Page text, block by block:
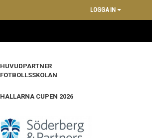
LOGGA IN
HUVUDPARTNER
FOTBOLLSSKOLAN
HALLARNA CUPEN 2026